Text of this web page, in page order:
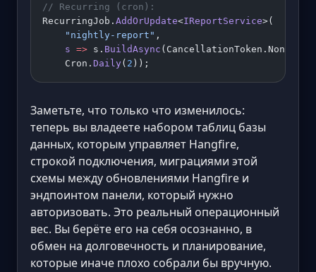
// Recurring (cron):
RecurringJob. AddOrUpdate<IReportService>(
    "nightly-report"
,
    s
=> s. BuildAsync (CancellationToken.None),
    Cron.
Daily( 2 ));
Заметьте, что только что изменилось:
теперь вы владеете набором таблиц базы
данных, которым управляет Hangfire,
строкой подключения, миграциями этой
схемы между обновлениями Hangfire и
эндпоинтом панели, который нужно
авторизовать. Это реальный операционный
вес. Вы берёте его на себя осознанно, в
обмен на долговечность и планирование,
которые иначе плохо собрали бы вручную.